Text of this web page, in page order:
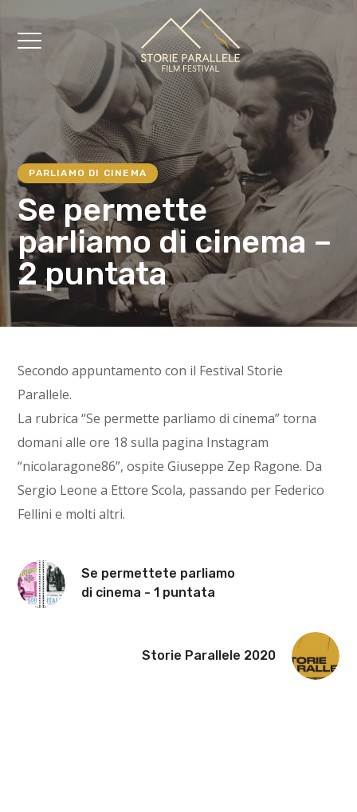
PARLIAMO DI CINEMA
Se permette
parliamo di cinema –
2 puntata
Secondo appuntamento con il Festival Storie
Parallele.
La rubrica “Se permette parliamo di cinema” torna
domani alle ore 18 sulla pagina Instagram
“nicolaragone86”, ospite Giuseppe Zep Ragone. Da
Sergio Leone a Ettore Scola, passando per Federico
Fellini e molti altri.
Se permettete parliamo
di cinema - 1 puntata
Storie Parallele 2020